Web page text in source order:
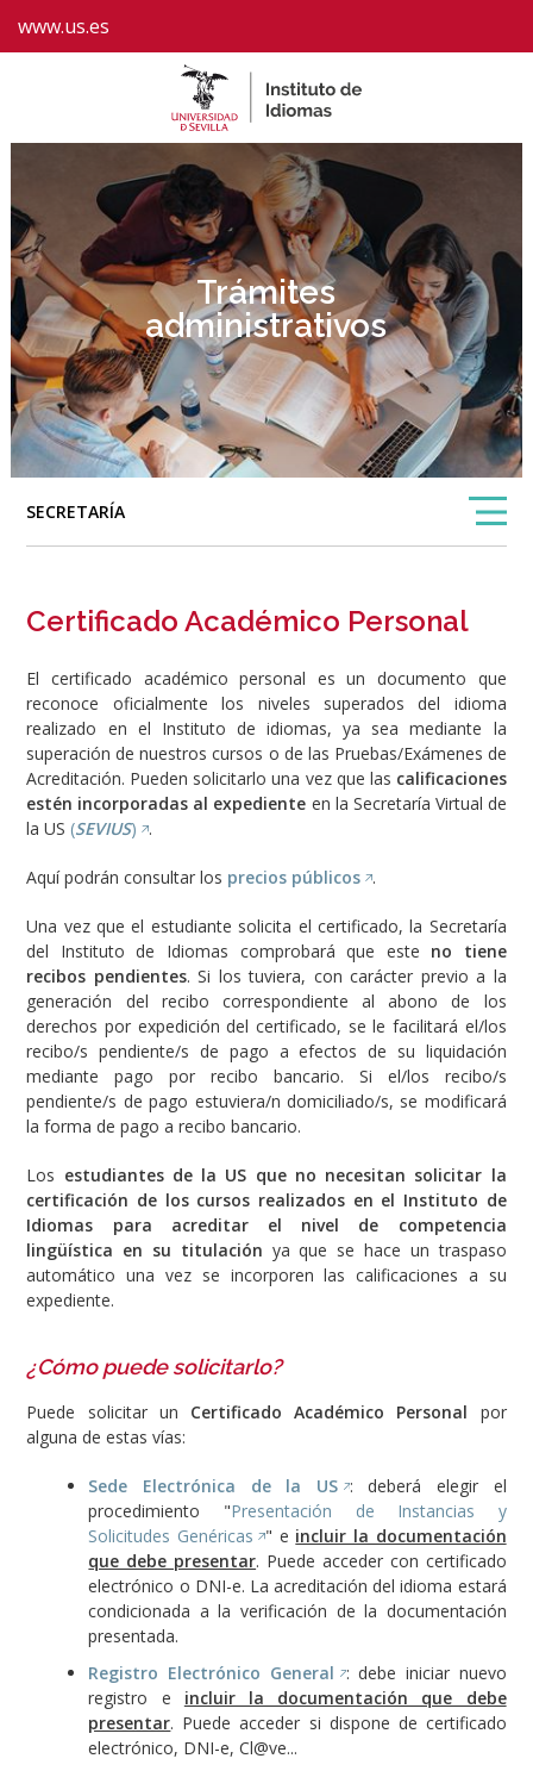
www.us.es
Trámites
administrativos
SECRETARÍA
Certificado Académico Personal
El certificado académico personal es un documento que
reconoce oficialmente los niveles superados del idioma
realizado en el Instituto de idiomas, ya sea mediante la
superación de nuestros cursos o de las Pruebas/Exámenes de
Acreditación. Pueden solicitarlo una vez que las calificaciones
estén incorporadas al expediente en la Secretaría Virtual de
la US (SEVIUS) .
Aquí podrán consultar los precios públicos .
Una vez que el estudiante solicita el certificado, la Secretaría
del Instituto de Idiomas comprobará que este no tiene
recibos pendientes. Si los tuviera, con carácter previo a la
generación del recibo correspondiente al abono de los
derechos por expedición del certificado, se le facilitará el/los
recibo/s pendiente/s de pago a efectos de su liquidación
mediante pago por recibo bancario. Si el/los recibo/s
pendiente/s de pago estuviera/n domiciliado/s, se modificará
la forma de pago a recibo bancario.
Los estudiantes de la US que no necesitan solicitar la
certificación de los cursos realizados en el Instituto de
Idiomas para acreditar el nivel de competencia
lingüística en su titulación ya que se hace un traspaso
automático una vez se incorporen las calificaciones a su
expediente.
¿Cómo puede solicitarlo?
Puede solicitar un Certificado Académico Personal por
alguna de estas vías:
Sede Electrónica de la US : deberá elegir el
procedimiento "Presentación de Instancias y
Solicitudes Genéricas
" e incluir la documentación
que debe presentar. Puede acceder con certificado
electrónico o DNI-e. La acreditación del idioma estará
condicionada a la verificación de la documentación
presentada.
Registro Electrónico General : debe iniciar nuevo
registro e incluir la documentación que debe
presentar. Puede acceder si dispone de certificado
electrónico, DNI-e, Cl@ve...